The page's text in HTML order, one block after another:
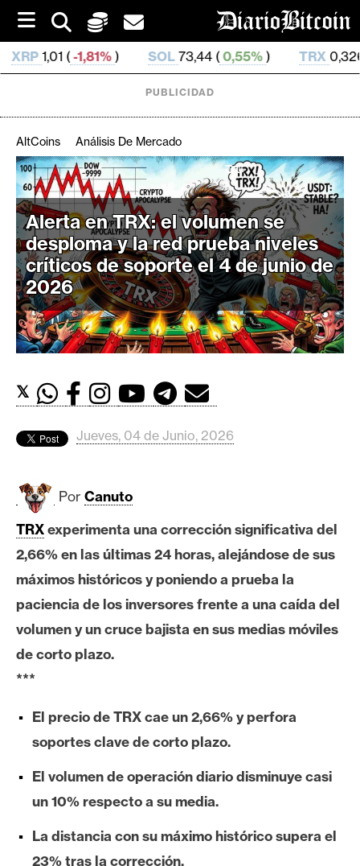
i
t
o
SOL 73,44 (0,55%) TRX0,326 884 ( 0,04%)
C
r
i
p
t
o
M
e
r
d
s
B
t
c
o
i
h
e
e
u
PUBLICIDAD
AltCoins Análisis De Mercado
Alerta en TRX: el volumen se
desploma y la red prueba niveles
críticos de soporte el 4 de junio de
2026
𝕏
Jueves, 04 de Junio, 2026
Por Canuto
TRXexperimenta una corrección significativa del
2,66% en las últimas 24 horas, alejándose de sus
máximos históricos y poniendo a prueba la
paciencia de los inversores frente a una caída del
volumen y un cruce bajista en sus medias móviles
de corto plazo.
***
El precio de TRX cae un 2,66% y perfora
soportes clave de corto plazo.
El volumen de operación diario disminuye casi
un 10% respecto a su media.
La distancia con su máximo histórico supera el
23% tras la corrección.